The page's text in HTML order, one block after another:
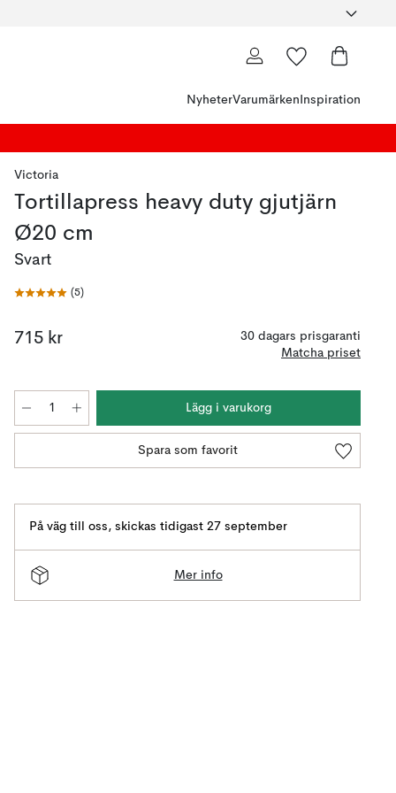
NyheterVarumärken Inspiration
Victoria
Tortillapress heavy duty gjutjärn
Ø20 cm
Svart
(5)
715 kr
30 dagars prisgaranti
Matcha priset
Lägg i varukorg
Spara som favorit
På väg till oss, skickas tidigast 27 september
Mer info